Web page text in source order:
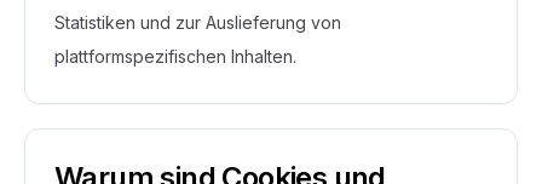
Statistiken und zur Auslieferung von
plattformspezifischen Inhalten.